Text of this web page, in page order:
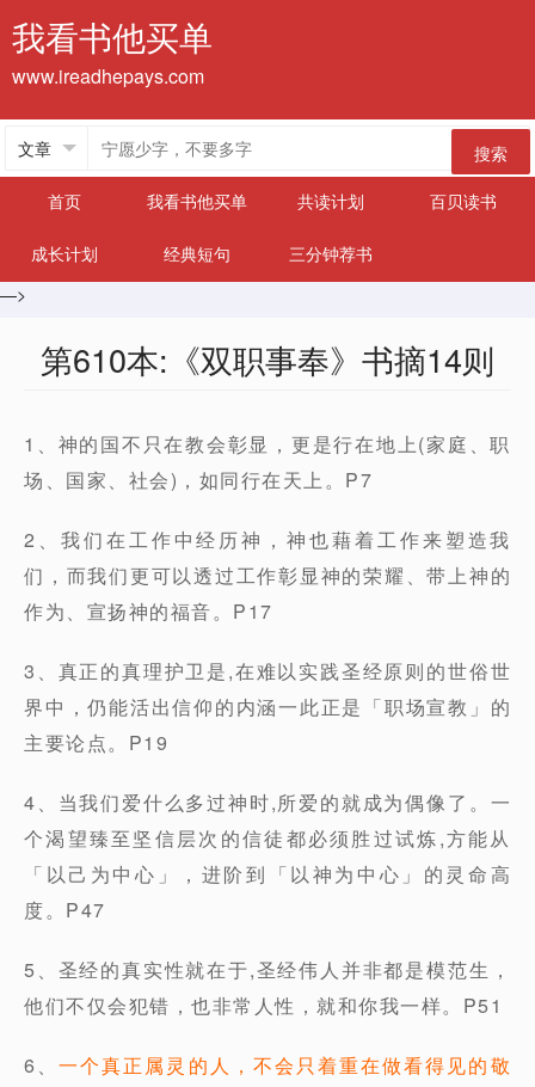
我看书他买单
www.ireadhepays.com
搜索
首页
我看书他买单 共读计划 百贝读书
成长计划 经典短句
三分钟荐书
—>
第610本:《双职事奉》书摘14则
1、神的国不只在教会彰显，更是行在地上(家庭、职
场、国家、社会)，如同行在天上。P7
2、我们在工作中经历神，神也藉着工作来塑造我
们，而我们更可以透过工作彰显神的荣耀、带上神的
作为、宣扬神的福音。P17
3、真正的真理护卫是,在难以实践圣经原则的世俗世
界中，仍能活出信仰的内涵一此正是「职场宣教」的
主要论点。P19
4、当我们爱什么多过神时,所爱的就成为偶像了。一
个渴望臻至坚信层次的信徒都必须胜过试炼,方能从
「以己为中心」，进阶到「以神为中心」的灵命高
度。P47
5、圣经的真实性就在于,圣经伟人并非都是模范生，
他们不仅会犯错，也非常人性，就和你我一样。P51
6、一个真正属灵的人，不会只着重在做看得见的敬